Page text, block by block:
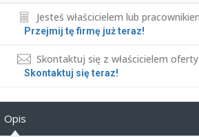
Jesteś właścicielem lub
Przejmij tę firmę już teraz!
Skontaktuj się z właścicielem oferty
Skontaktuj się teraz!
Opis